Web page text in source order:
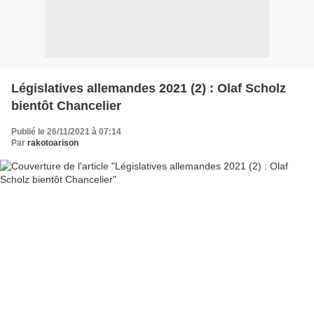
Législatives allemandes 2021 (2) : Olaf Scholz
bientôt Chancelier
Publié le 26/11/2021 à 07:14
Par rakotoarison